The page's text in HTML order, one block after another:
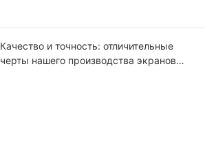
Качество и точность: отличительные
черты нашего производства экранов